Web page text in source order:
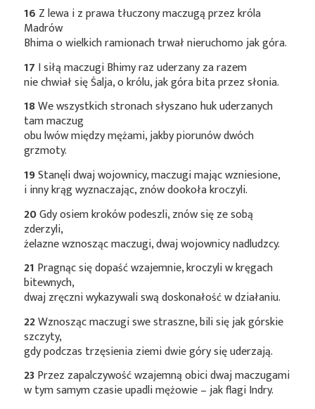
16 Z lewa i z prawa tłuczony maczugą przez króla
Madrów
Bhima o wielkich ramionach trwał nieruchomo jak góra.
17 I siłą maczugi Bhimy raz uderzany za razem
nie chwiał się Śalja, o królu, jak góra bita przez słonia.
18We wszystkich stronach słyszano huk uderzanych
tam maczug
obu lwów między mężami, jakby piorunów dwóch
grzmoty.
19Stanęli dwaj wojownicy, maczugi mając wzniesione,
i inny krąg wyznaczając, znów dookoła kroczyli.
20Gdy osiem kroków podeszli, znów się ze sobą
zderzyli,
żelazne wznosząc maczugi, dwaj wojownicy nadludzcy.
21 Pragnąc się dopaść wzajemnie, kroczyli w kręgach
bitewnych,
dwaj zręczni wykazywali swą doskonałość w działaniu.
22Wznosząc maczugi swe straszne, bili się jak górskie
szczyty,
gdy podczas trzęsienia ziemi dwie góry się uderzają.
23Przez zapalczywość wzajemną obici dwaj maczugami
w tym samym czasie upadli mężowie – jak flagi Indry.